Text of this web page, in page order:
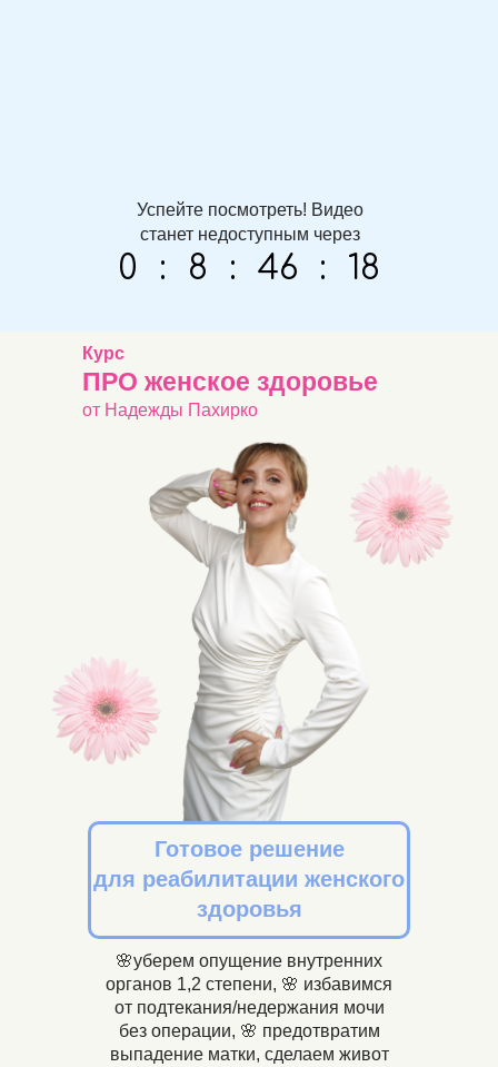
Успейте посмотреть! Видео
станет недоступным через
0 : 8 : 46 : 17
Курс
🌸уберем опущение внутренних
органов 1,2 степени, 🌸 избавимся
от подтекания/недержания мочи
без операции, 🌸 предотвратим
выпадение матки, сделаем живот
ПРО женское здоровье
от Надежды Пахирко
Готовое решение
для реабилитации женского
здоровья